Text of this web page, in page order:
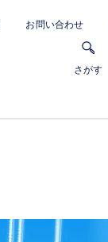
さがす
お問い合わせ